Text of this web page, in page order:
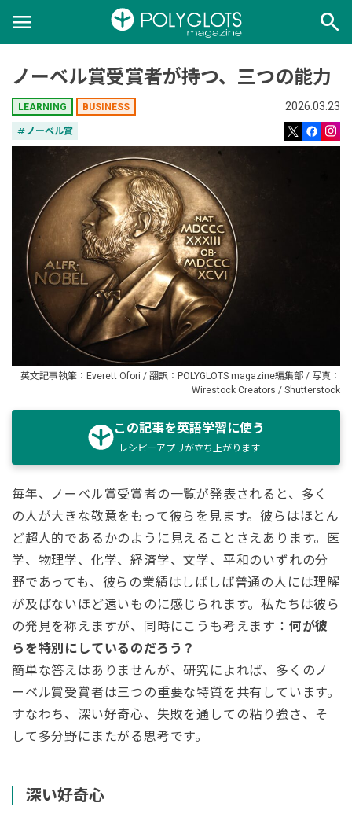
menu search
ノーベル賞受賞者が持つ、三つの能力
LEARNING BUSINESS 2026.03.23
tagノーベル賞
英文記事執筆：Everett Ofori / 翻訳：POLYGLOTS magazine編集部 / 写真：
Wirestock Creators / Shutterstock
この記事を英語学習に使う
レシピーアプリが立ち上がります
毎年、ノーベル賞受賞者の一覧が発表されると、多く
の人が大きな敬意をもって彼らを見ます。彼らはほとん
ど超人的であるかのように見えることさえあります。医
学、物理学、化学、経済学、文学、平和のいずれの分
野であっても、彼らの業績はしばしば普通の人には理解
が及ばないほど遠いものに感じられます。私たちは彼ら
の発見を称えますが、同時にこうも考えます： 何が彼
らを特別にしているのだろう？
簡単な答えはありませんが、研究によれば、多くのノ
ーベル賞受賞者は三つの重要な特質を共有しています。
すなわち、深い好奇心、失敗を通しての粘り強さ、そ
して多分野にまたがる思考です。
深い好奇心